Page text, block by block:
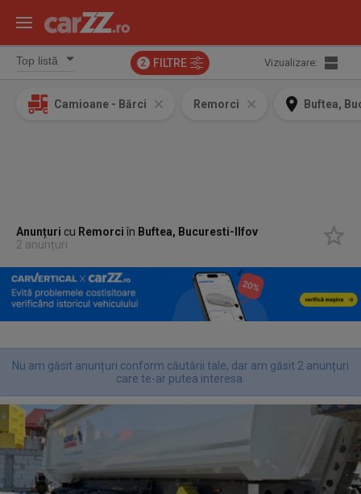
2 FILTRE Vizualizare:
Camioane - Bărci Remorci Buftea,
Anunțuri cu Remorciîn Buftea, Bucuresti-Ilfov
2 anunțuri
Nu am găsit anunțuri conform căutării tale, dar am găsit 2 anunțuri
care te-ar putea interesa.